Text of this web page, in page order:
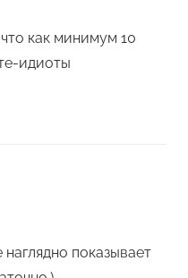
как минимум 10
идиоты
показывает